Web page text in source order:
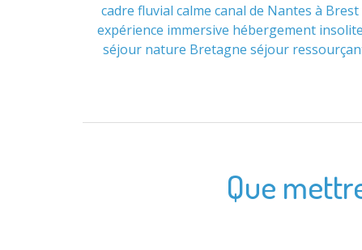
cadre fluvial calme canal de Nantes à Brest
expérience immersive hébergement
séjour nature Bretagne séjour
Que